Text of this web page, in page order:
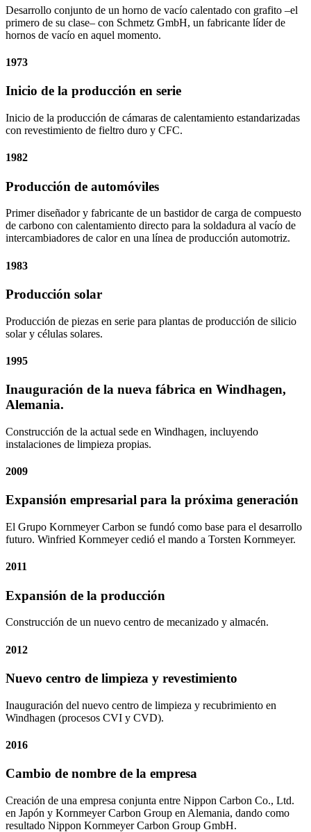
Desarrollo conjunto de un horno de vacío calentado con grafito –el
primero de su clase– con Schmetz GmbH, un fabricante líder de
hornos de vacío en aquel momento.
1973
Inicio de la producción en serie
Inicio de la producción de cámaras de calentamiento estandarizadas
con revestimiento de fieltro duro y CFC.
1982
Producción de automóviles
Primer diseñador y fabricante de un bastidor de carga de compuesto
de carbono con calentamiento directo para la soldadura al vacío de
intercambiadores de calor en una línea de producción automotriz.
1983
Producción solar
Producción de piezas en serie para plantas de producción de silicio
solar y células solares.
1995
Inauguración de la nueva fábrica en Windhagen,
Alemania.
Construcción de la actual sede en Windhagen, incluyendo
instalaciones de limpieza propias.
2009
Expansión empresarial para la próxima generación
El Grupo Kornmeyer Carbon se fundó como base para el desarrollo
futuro. Winfried Kornmeyer cedió el mando a Torsten Kornmeyer.
2011
Expansión de la producción
Construcción de un nuevo centro de mecanizado y almacén.
2012
Nuevo centro de limpieza y revestimiento
Inauguración del nuevo centro de limpieza y recubrimiento en
Windhagen (procesos CVI y CVD).
2016
Cambio de nombre de la empresa
Creación de una empresa conjunta entre Nippon Carbon Co., Ltd.
en Japón y Kornmeyer Carbon Group en Alemania, dando como
resultado Nippon Kornmeyer Carbon Group GmbH.